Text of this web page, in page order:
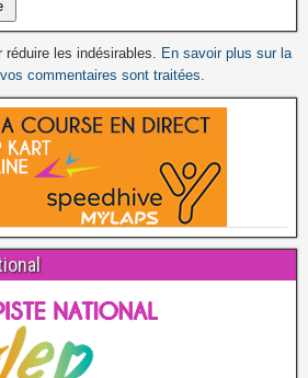
les indésirables.
En savoir plus sur la
commentaires sont traitées